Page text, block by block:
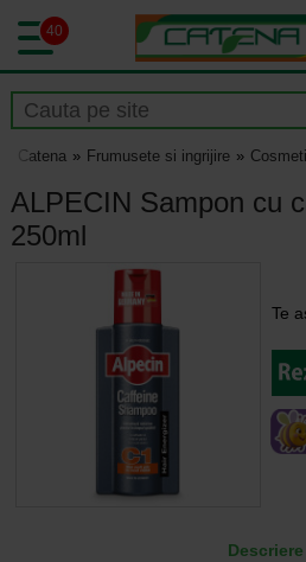
40
Catena Frumusete si ingrijire
ALPECIN Sampon cu
250ml
Te
Descriere